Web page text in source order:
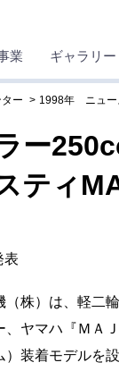
業 ギャラリー
ー 1998年 ニュー
ー
ティ
表
株）は、軽二
、ヤマハ『ＭＡ
）装着モデルを